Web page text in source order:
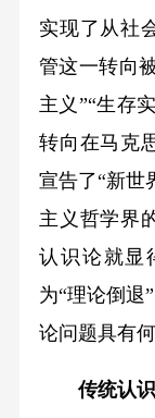
实现了从社
管这一转向
主义”“生存
转向在马克
宣告了“新世
主义哲学界
认识论就显
为“理论倒退
论问题具有
传统认